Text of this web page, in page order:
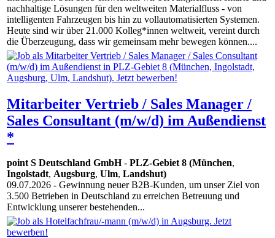
nachhaltige Lösungen für den weltweiten Materialfluss - von
intelligenten Fahrzeugen bis hin zu vollautomatisierten Systemen.
Heute sind wir über 21.000 Kolleg*innen weltweit, vereint durch
die Überzeugung, dass wir gemeinsam mehr bewegen können....
Mitarbeiter Vertrieb / Sales Manager /
Sales Consultant (m/w/d) im Außendienst
*
point S Deutschland GmbH- PLZ-Gebiet 8 (München,
Ingolstadt, Augsburg, Ulm, Landshut)
09.07.2026 - Gewinnung neuer B2B-Kunden, um unser Ziel von
3.500 Betrieben in Deutschland zu erreichen Betreuung und
Entwicklung unserer bestehenden...